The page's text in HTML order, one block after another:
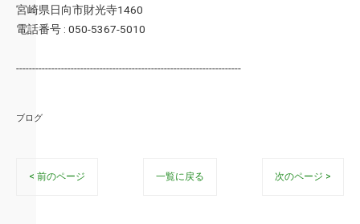
宮崎県日向市財光寺1460
電話番号 : 050-5367-5010
----------------------------------------------------------------------
ブログ
< 前のページ 一覧に戻る 次のページ >